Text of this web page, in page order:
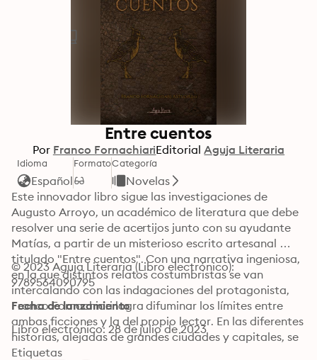
Entre cuentos
Por Franco FornachiariEditorial Aguja Literaria
Idioma
Español
FormatoCategoría
Novelas
Este innovador libro sigue las investigaciones de
Augusto Arroyo, un académico de literatura que debe
resolver una serie de acertijos junto con su ayudante
Matías, a partir de un misterioso escrito artesanal
titulado "Entre cuentos". Con una narrativa ingeniosa,
en la que distintos relatos costumbristas se van
intercalando con las indagaciones del protagonista,
Franco Fornachiari logra difuminar los límites entre
ambas ficciones y la del propio lector. En las diferentes
historias, alejadas de grandes ciudades y capitales, se
puede vislumbrar la tradición del campo chileno con
© 2023 Aguja Literaria (Libro electrónico):
9789564090795
Fecha de lanzamiento
Libro electrónico: 28 de julio de 2023
Etiquetas